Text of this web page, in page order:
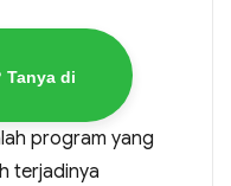
Tanya di
program yang
terjadinya